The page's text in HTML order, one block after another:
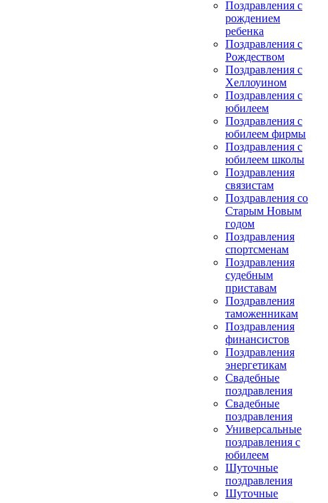
Поздравления с
рождением
ребенка
Поздравления с
Рождеством
Поздравления с
Хеллоуином
Поздравления с
юбилеем
Поздравления с
юбилеем фирмы
Поздравления с
юбилеем школы
Поздравления
связистам
Поздравления со
Старым Новым
годом
Поздравления
спортсменам
Поздравления
судебным
приставам
Поздравления
таможенникам
Поздравления
финансистов
Поздравления
энергетикам
Свадебные
поздравления
Свадебные
поздравления
Универсальные
поздравления с
юбилеем
Шуточные
поздравления
Шуточные